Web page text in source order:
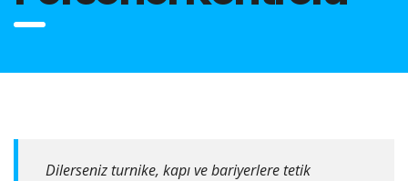
Dilerseniz turnike, kapı ve bariyerlere tetik